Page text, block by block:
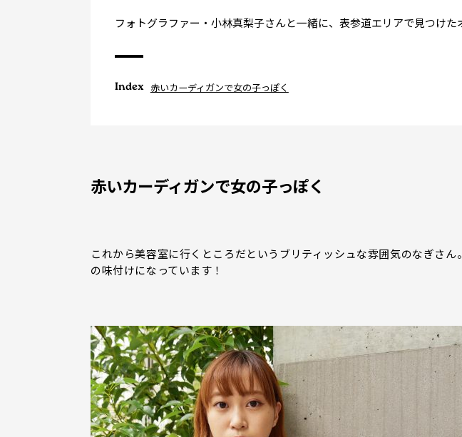
フォトグラファー・小林真梨子さんと一緒に、表参道エリアで見つけた
Index 赤いカーディガンで女の子っぽく
赤いカーディガンで女の子っぽく
これから美容室に行くところだというブリティッシュな雰囲気のなぎさ
の味付けになっています！